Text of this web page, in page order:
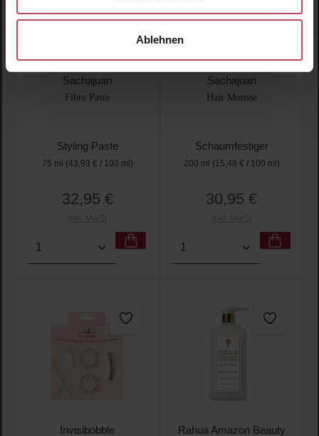
Ablehnen
Sachajuan
Fibre Paste
Styling Paste
75 ml (43,93 € / 100 ml)
Regulärer Preis:
32,95 €
Inkl. MwSt
Produkt Anzahl: Gib den gewünschten Wert ein
Sachajuan
Hair Mousse
Schaumfestiger
200 ml (15,48 € / 100 ml)
Regulärer Preis:
30,95 €
Inkl. MwSt
Produkt Anzahl: Gib
Invisibobble Rahua Amazon Beauty